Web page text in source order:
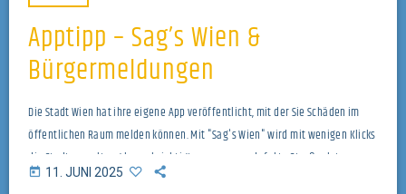
Apptipp – Sag’s Wien &
Bürgermeldungen
Die Stadt Wien hat ihre eigene App veröffentlicht, mit der Sie Schäden im
öffentlichen Raum melden können. Mit "Sag's Wien" wird mit wenigen Klicks
die Stadtverwaltung benachrichtigt, wenn es um defekte Straßenlaternen,
Schäden an Kinderspielplätzen oder ähnliches geht. Für ausgewählte
today 11. JUNI 2025